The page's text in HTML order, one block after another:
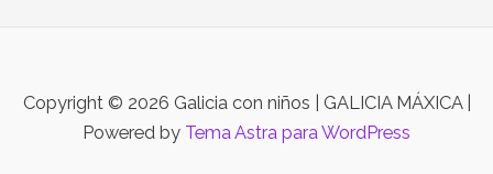
Copyright © 2026 Galicia con niños | GALICIA MÁXICA |
Powered by Tema Astra para WordPress